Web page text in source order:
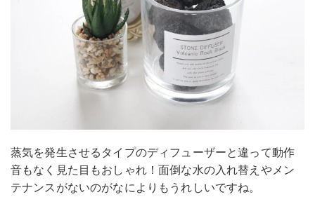
蒸気を発生させるタイプのディフューザーと違って動作
音もなく見た目もおしゃれ！面倒な水の入れ替えやメン
テナンスがないのがなによりもうれしいですね。